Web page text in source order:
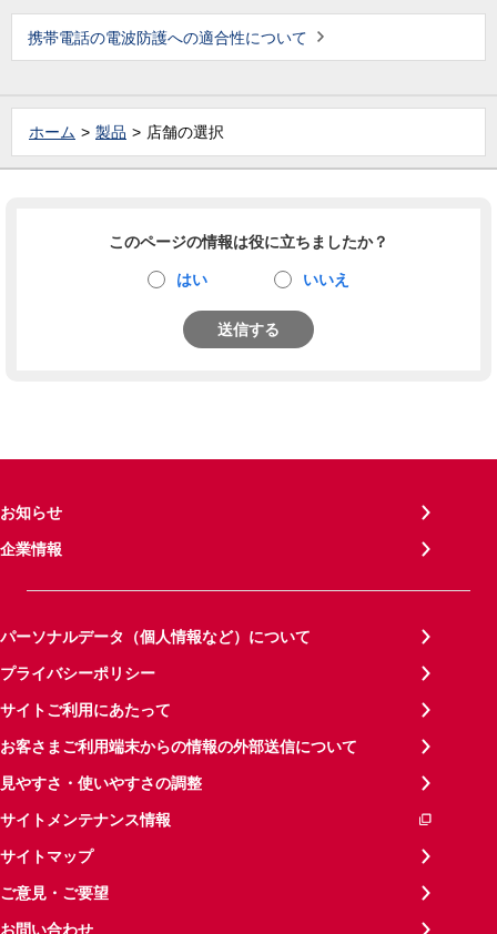
携帯電話の電波防護への適合性について
ホーム 製品 店舗の選択
このページの情報は役に立ちましたか？
はい いいえ
送信する
お知らせ
企業情報
パーソナルデータ（個人情報など）について
プライバシーポリシー
サイトご利用にあたって
お客さまご利用端末からの情報の外部送信について
見やすさ・使いやすさの調整
サイトメンテナンス情報
サイトマップ
ご意見・ご要望
お問い合わせ